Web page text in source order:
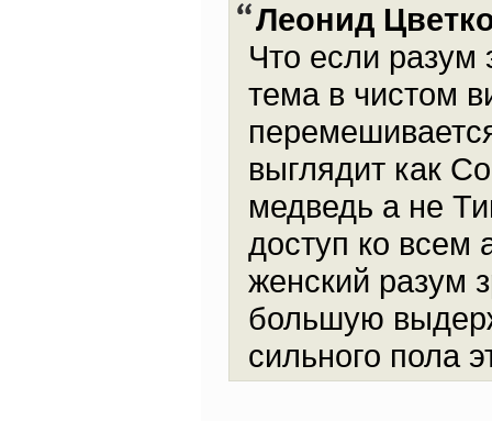
Леонид
Что если разум
тема в чистом
выглядит как
медведь а не
доступ ко всем
женский разум
большую
сильного пола